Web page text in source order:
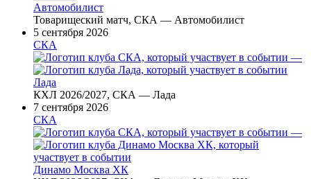
Автомобилист
Товарищеский матч, СКА — Автомобилист
5 сентября 2026
СКА
—
Лада
КХЛ 2026/2027, СКА — Лада
7 сентября 2026
СКА
—
Динамо Москва ХК